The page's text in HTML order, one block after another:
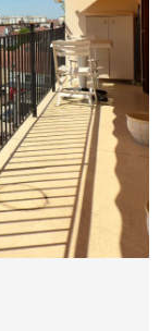
vente !
co-
faire 3
plus
!